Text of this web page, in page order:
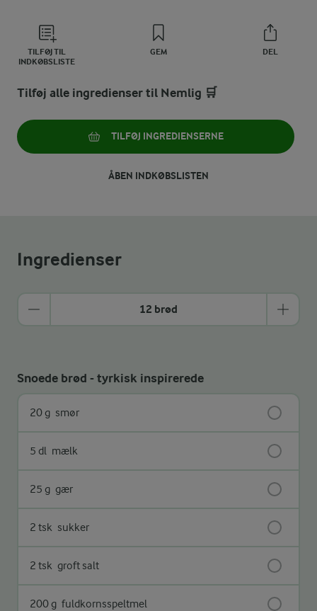
TILFØJ TIL
INDKØBSLISTE
GEM DEL
Tilføj alle ingredienser til Nemlig 🛒
TILFØJ INGREDIENSERNE
ÅBEN INDKØBSLISTEN
Ingredienser
12 brød
Snoede brød - tyrkisk inspirerede
20 g smør
5 dl mælk
25 g gær
2 tsk sukker
2 tsk groft salt
200 g fuldkornsspeltmel